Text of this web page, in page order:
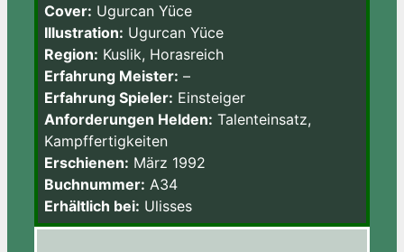
Cover: Ugurcan Yüce
Illustration: Ugurcan Yüce
Region: Kuslik, Horasreich
Erfahrung Meister: –
Erfahrung Spieler: Einsteiger
Anforderungen Helden: Talenteinsatz,
Kampffertigkeiten
Erschienen: März 1992
Buchnummer: A34
Erhältlich bei: Ulisses